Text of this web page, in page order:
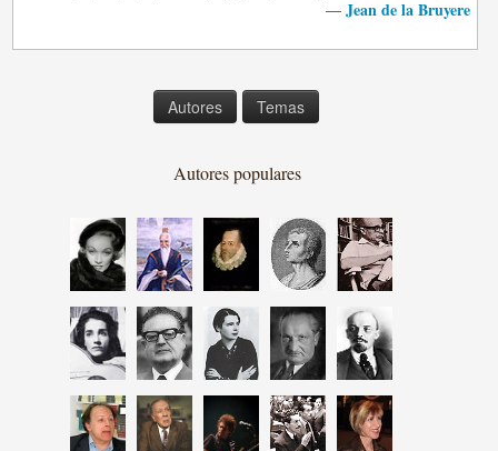
— Jean de la Bruyere
Autores Temas
Autores populares